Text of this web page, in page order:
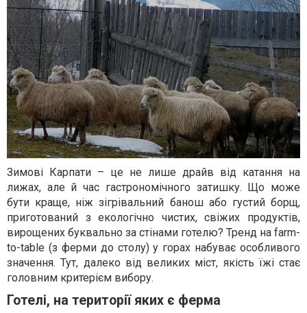
Зимові Карпати – це не лише драйв від катання на
лижах, але й час гастрономічного затишку. Що може
бути краще, ніж зігрівальний банош або густий борщ,
приготований з екологічно чистих, свіжих продуктів,
вирощених буквально за стінами готелю? Тренд на farm-
to-table (з ферми до столу) у горах набуває особливого
значення. Тут, далеко від великих міст, якість їжі стає
головним критерієм вибору.
Готелі, на території яких є ферма